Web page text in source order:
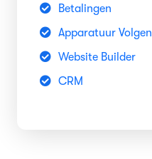
Betalingen
Apparatuur Volgen
Website Builder
CRM